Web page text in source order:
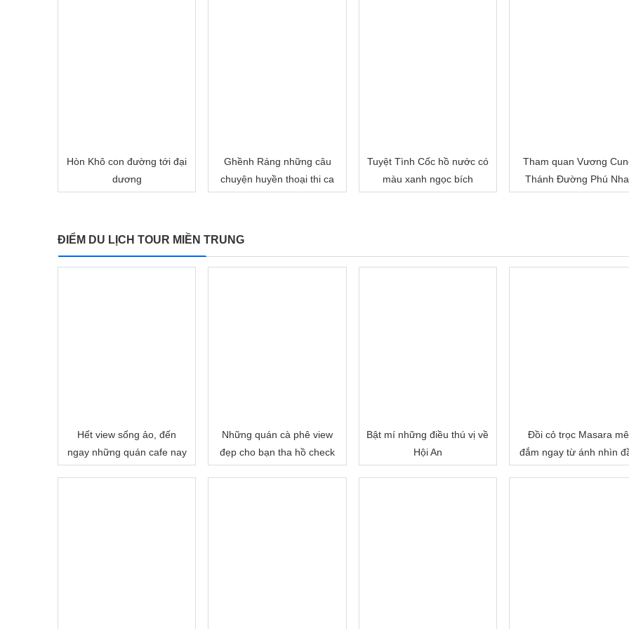
Hòn Khô con đường tới đại
dương
Ghềnh Ráng những câu
chuyện huyền thoại thi ca
Tuyệt Tình Cốc hồ nước có
màu xanh ngọc bích
Tham quan Vương
Thánh Đường Phú
ĐIỂM DU LỊCH TOUR MIỀN TRUNG
Hết view sống ảo, đến
ngay những quán cafe nay
Những quán cà phê view
đẹp cho bạn tha hồ check
Bật mí những điều thú vị về
Hội An
Đồi cỏ trọc Masara mê
đắm ngay từ ánh nhìn